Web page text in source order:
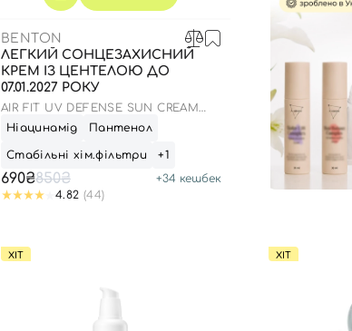
BENTON
ЛЕГКИЙ СОНЦЕЗАХИСНИЙ
КРЕМ ІЗ ЦЕНТЕЛОЮ ДО
07.01.2027 РОКУ
AIR FIT UV DEFENSE SUN CREAM
SPF50
Ніацинамід Пантенол
Стабільні хім.фільтри +1
690₴850₴ +34 кешбек
4.82 (44)
ХІТ ХІТ